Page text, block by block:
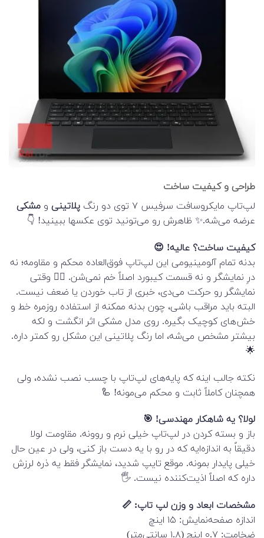
طراحی و کیفیت ساخت
لپ‌تاپ مایکروسافت سرفیس ۷ توی دو رنگ
پلاتینی و مشکی
عرضه می‌شه.✨ ظاهرش رو می‌تونید توی عکسها ببینید! 👇
کیفیت ساخت؟ عالیه! 😍
بدنه تمام آلومینیومی این لپ‌تاپ فوق‌العاده محکم و مقاومه؛ نه
درِ نمایشگر و نه قسمت کیبورد اصلاً خم نمی‌شن. 🙅‍♂️ وقتی
نمایشگر رو حرکت می‌دی، خبری از تاب خوردن یا ضعف نیست.
البته باید مراقب باشی، چون بدنه ممکنه از استفاده روزمره خط و
خش‌های کوچیک بگیره. روی مدل مشکی اثر انگشت و لکه
بیشتر مشخص می‌شه، اما رنگ پلاتینی این مشکل رو کمتر داره.
🌟
نکته جالب اینه که پایه‌های لپ‌تاپ با چسب نصب نشده، ولی
همچنان کاملاً ثابت و محکم می‌مونه! 🦾
لولا؟ یه شاهکار مهندسی! 🎯
باز و بسته کردن در لپ‌تاپ خیلی نرم و روونه. مقاومت لولا
دقیقاً به اندازه‌ایه که در رو با یه دست باز کنی، ولی در عین حال
خیلی پایدار بمونه. موقع تایپ شدید، نمایشگر فقط یه ذره لرزش
داره که اصلاً اذیت‌کننده نیست. 🖐️
مشخصات ابعاد و وزن لپ تاپ: 📏
اندازه صفحه‌نمایش: ۱۵ اینچ
ضخامت: ۰.۷ اینچ (۱.۸ سانتی‌متر)